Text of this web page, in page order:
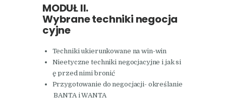
MODUŁ II.
Wybrane techniki negocja
cyjne
Techniki ukierunkowane na win-win
Nieetyczne techniki negocjacyjne i jak si
ę przed nimi bronić
Przygotowanie do negocjacji- określanie
BANTA i WANTA